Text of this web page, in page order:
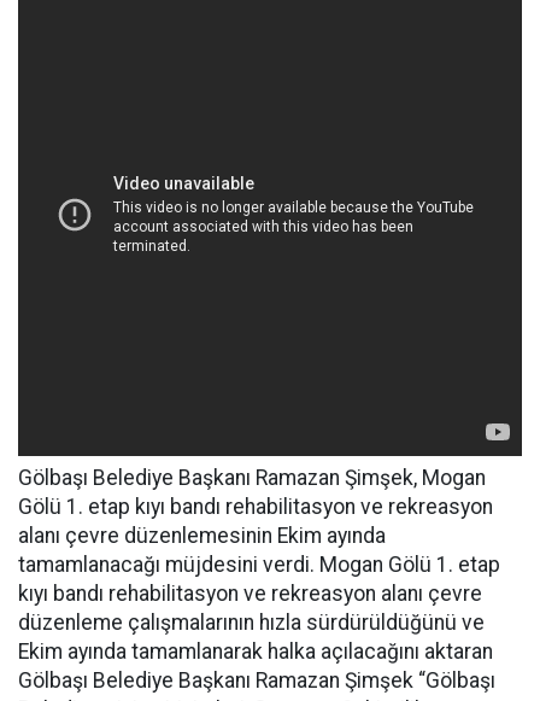
Gölbaşı Belediye Başkanı Ramazan Şimşek, Mogan
Gölü 1. etap kıyı bandı rehabilitasyon ve rekreasyon
alanı çevre düzenlemesinin Ekim ayında
tamamlanacağı müjdesini verdi. Mogan Gölü 1. etap
kıyı bandı rehabilitasyon ve rekreasyon alanı çevre
düzenleme çalışmalarının hızla sürdürüldüğünü ve
Ekim ayında tamamlanarak halka açılacağını aktaran
Gölbaşı Belediye Başkanı Ramazan Şimşek “Gölbaşı